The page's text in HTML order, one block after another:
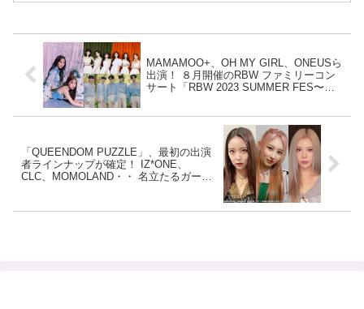
MAMAMOO+、OH MY GIRL、ONEUSら
出演！ ８月開催のRBW ファミリーコン
サート「RBW 2023 SUMMER FES〜
「QUEENDOM PUZZLE」、最初の出演
者ラインナップが確定！ IZ*ONE、
CLC、MOMOLAND・・ 名立たるガール
美瑠も参加へ・・ IZ*ONE出身 矢吹奈子